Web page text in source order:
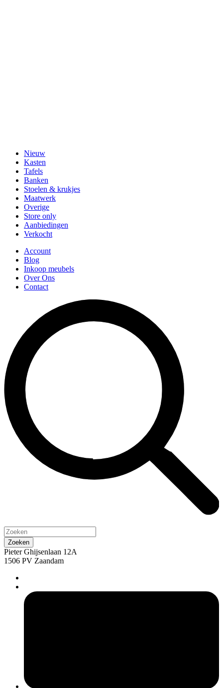
Nieuw
Kasten
Tafels
Banken
Stoelen & krukjes
Maatwerk
Overige
Store only
Aanbiedingen
Verkocht
Account
Blog
Inkoop meubels
Over Ons
Contact
Pieter Ghijsenlaan 12A
1506 PV Zaandam